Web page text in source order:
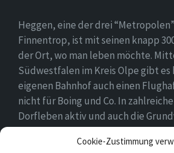
Cookie-Zustimmung
Heggen, eine der drei
Finnentrop, ist mit seinen knapp
der Ort, wo man leben möchte.
Südwestfalen im Kreis Olpe gibt es
eigenen Bahnhof auch einen
nicht für Boing und Co. In
Dorfleben aktiv und auch die
eine Schule und zwei Kindergärten